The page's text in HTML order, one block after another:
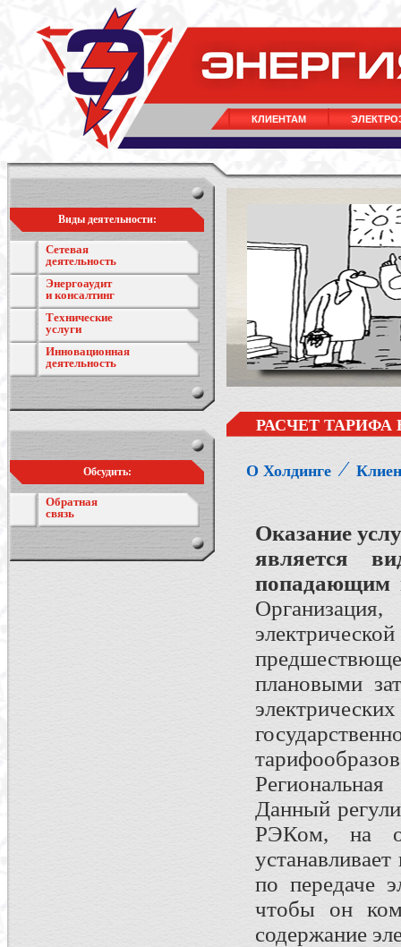
КЛИЕНТАМ
Виды деятельности:
Сетевая
деятельность
Энергоаудит
и консалтинг
Технические
услуги
Инновационная
деятельность
Обсудить:
Обратная
связь
РАСЧЕТ
О Холдинге ⁄
Оказание
является
попадающим
плановыми
Данный
РЭКом, на
по передаче
чтобы он
содержание